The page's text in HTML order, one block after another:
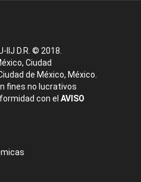
D.R. © 2018.
Ciudad
de México, México.
fines no lucrativos
con el AVISO